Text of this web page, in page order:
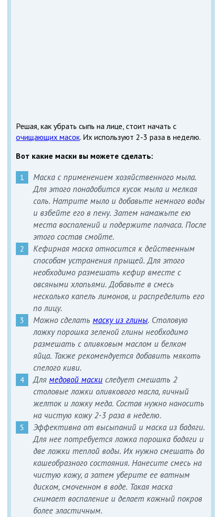
Решая, как убрать сыпь на лице, стоит начать с
очищающих масок. Их используют 2-3 раза в неделю.
Вот какие маски вы можете сделать:
Маска с применением хозяйственного мыла.
Для этого понадобится кусок мыла и мелкая
соль. Натрите мыло и добавьте немного воды
и взбейте его в пену. Затем намажьте ею
места воспалений и подержите полчаса. После
этого состав смойте.
Кефирная маска относится к действенным
способам устранения прыщей. Для этого
необходимо размешать кефир вместе с
овсяными хлопьями. Добавьте в смесь
несколько капель лимонов, и распределить его
по лицу.
Можно сделать маску из глины. Столовую
ложку порошка зеленой глины необходимо
размешать с оливковым маслом и белком
яйца. Также рекомендуется добавить мякоть
спелого киви.
Для медовой маски следует смешать 2
столовые ложки оливкового масла, яичный
желток и ложку меда. Состав нужно наносить
на чистую кожу 2-3 раза в неделю.
Эффективна от высыпаний и маска из бадяги.
Для нее потребуется ложка порошка бадяги и
две ложки теплой воды. Их нужно смешать до
кашеобразного состояния. Нанесите смесь на
чистую кожу, а затем уберите ее ватным
диском, смоченном в воде. Такая маска
снимает воспаление и делает кожный покров
более эластичным.